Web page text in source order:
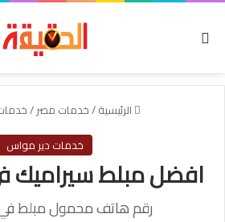
الرئيسية/خدمات مصر/
خدمات دير مواس
افضل مبلط سيراميك
رقم هاتف محمول مبلط